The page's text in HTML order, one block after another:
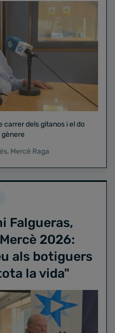
carrer dels gitanos i el do
, Mercè Raga
Falgueras,
2026:
als botiguers
la vida"